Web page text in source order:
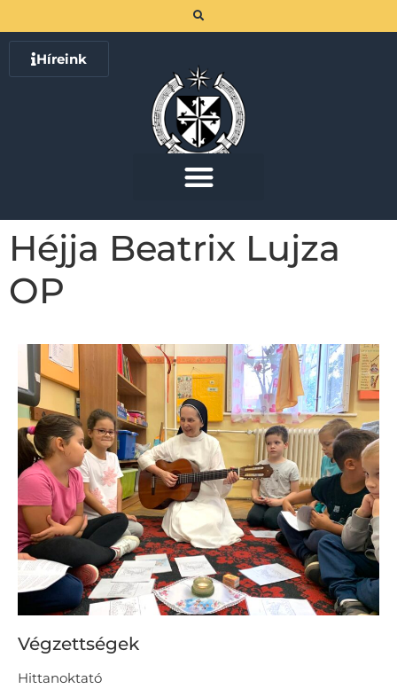
Híreink
Héjja Beatrix Lujza
OP
Végzettségek
Hittanoktató